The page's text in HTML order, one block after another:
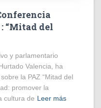
“Mitad del
y parlamentario
Valencia, ha
la PAZ “Mitad del
promover la
cultura de Leer más